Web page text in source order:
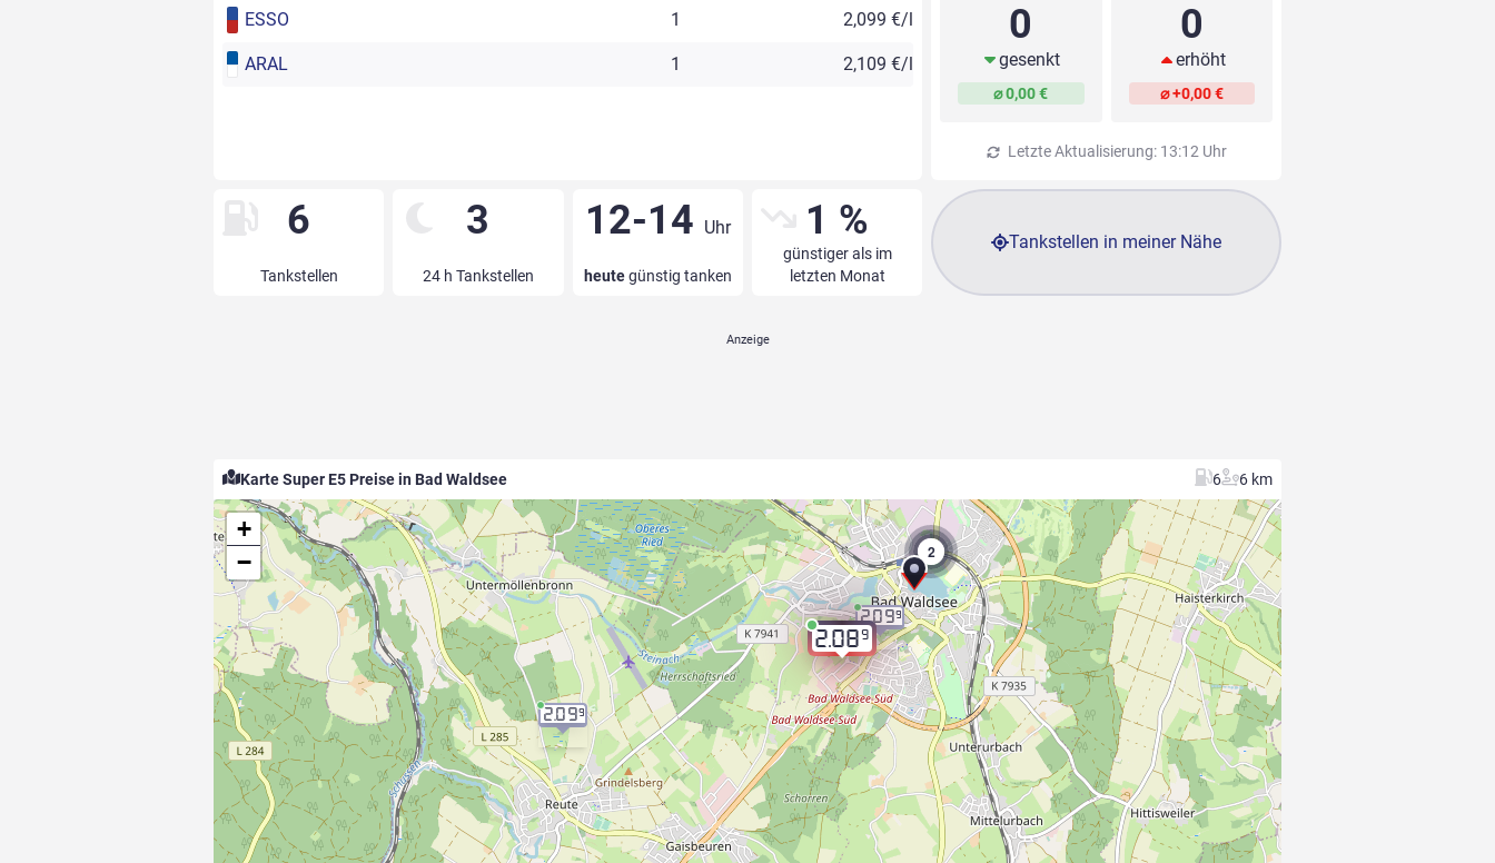
ESSO 1 2,099 €/l
ARAL 1 2,109 €/l
0
gesenkt
⌀ 0,00 €
0
erhöht
⌀ +0,00 €
Letzte Aktualisierung: 13:12 Uhr
6
Tankstellen
3
24 h Tankstellen
12-14 Uhr
heutegünstig tanken
1 %
günstiger als im
letzten Monat
Tankstellen in meiner Nähe
Karte Super E5 Preise in Bad Waldsee 6 6 km
2.089
2.099
2.099
2
+
−